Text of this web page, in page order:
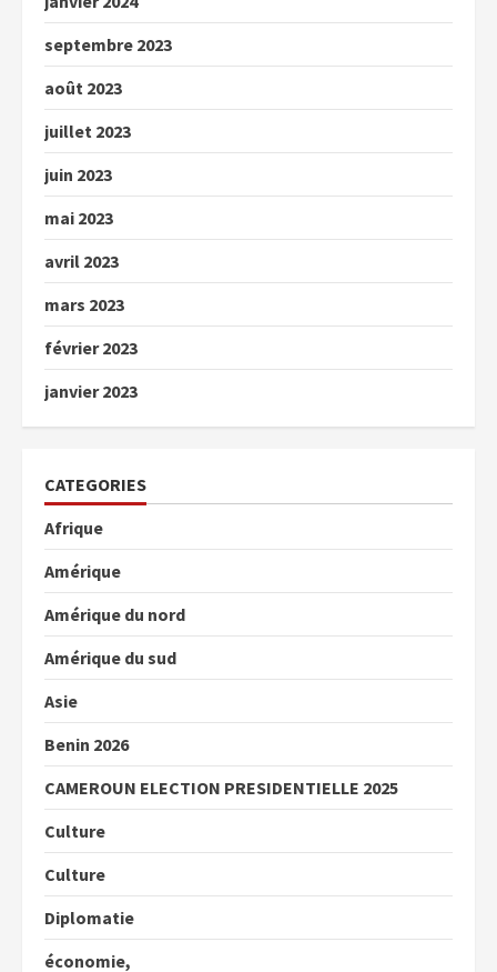
septembre 2023
août 2023
juillet 2023
juin 2023
mai 2023
avril 2023
mars 2023
février 2023
janvier 2023
CATEGORIES
Afrique
Amérique
Amérique du nord
Amérique du sud
Asie
Benin 2026
CAMEROUN ELECTION PRESIDENTIELLE 2025
Culture
Culture
Diplomatie
économie,